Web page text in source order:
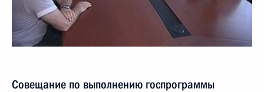
Совещание по выполнению госпрограммы